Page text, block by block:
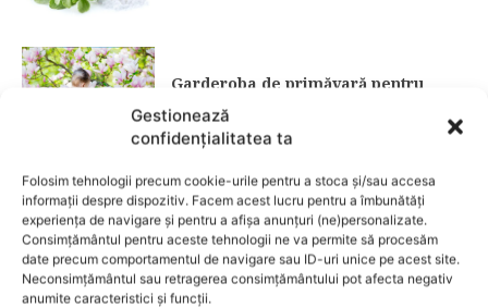
Gestionează
confidențialitatea ta
Folosim tehnologii precum cookie-urile pentru a stoca și/sau accesa
informații despre dispozitiv. Facem acest lucru pentru a îmbunătăți
experiența de navigare și pentru a afișa anunțuri (ne)personalizate.
Consimțământul pentru aceste tehnologii ne va permite să procesăm
date precum comportamentul de navigare sau ID-uri unice pe acest site.
Neconsimțământul sau retragerea consimțământului pot afecta negativ
anumite caracteristici și funcții.
Garderoba de primăvară pentru
CATEGORII POPULARE
EVENIMENTE
LIFESTYLE
COPII
633
FAMILIA
582